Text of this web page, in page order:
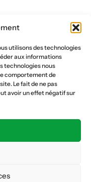
utilisons des technologies
aux informations
technologies nous
comportement de
Le fait de ne pas
avoir un effet négatif sur